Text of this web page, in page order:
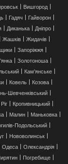
Вишгород
Гадяч
Гайворон
Диканька
Дніпро
Жашків
Жидачів
Запоріжжя
Золотоноша
Кам'янське
Ковель
Козова
Шевченківський
Кропивницький
Малин
Маньковка
Подольський
Нововолинськ
Одеса
Олександрія
Погребище